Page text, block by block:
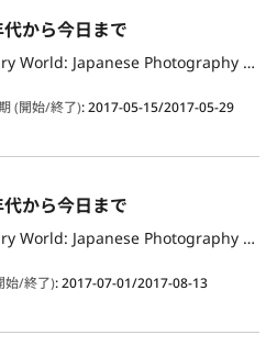
から今日まで
Gazing at the Contemporary World: Japanese Photography from the 1970s to the Present
(開始/終了):2017-05-15/2017-05-29
から今日まで
Gazing at the Contemporary World: Japanese Photography from the 1970s to the Present
始/終了):2017-07-01/2017-08-13